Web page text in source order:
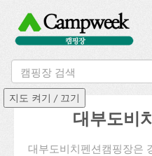
대부도비
대부도비치펜션캠핑장은